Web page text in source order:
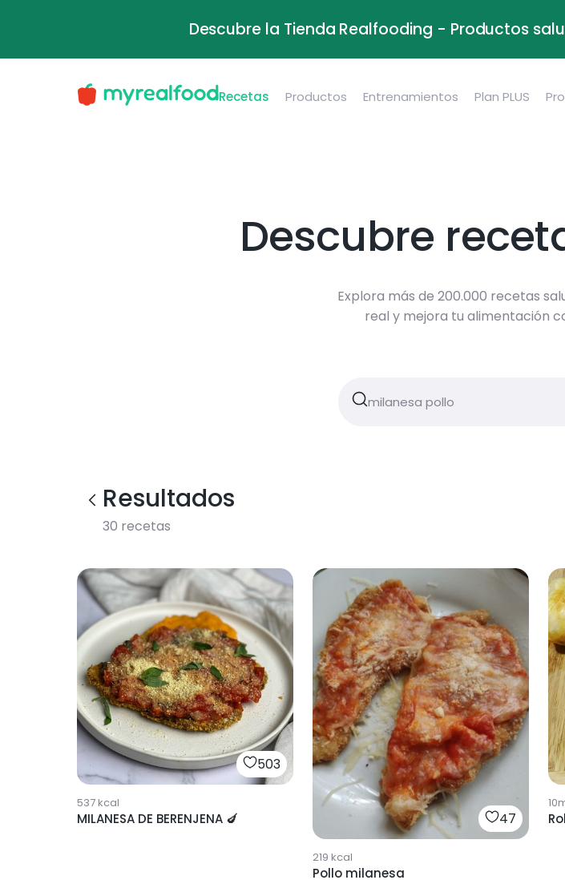
Descubre la Tienda Realfooding - Productos
Recetas Productos Entrenamientos Plan PLUS
Descubre
Explora más de 200.000 recetas
real y mejora tu alimentación
Resultados
30 recetas
503
537kcal
MILANESA DE BERENJENA 🍆 47
219 kcal
Pollo milanesa